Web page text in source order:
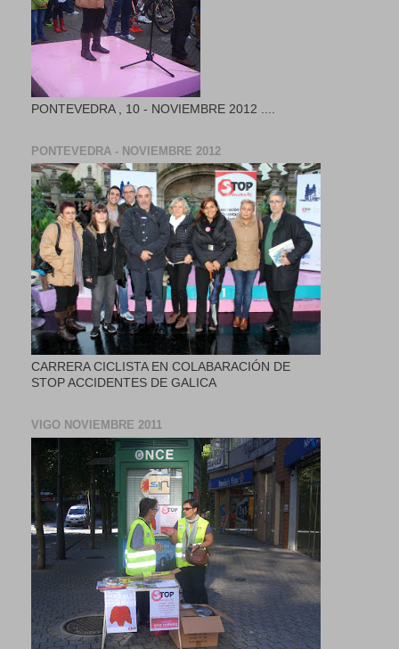
PONTEVEDRA , 10 - NOVIEMBRE 2012 ....
PONTEVEDRA - NOVIEMBRE 2012
CARRERA CICLISTA EN COLABARACIÓN DE
STOP ACCIDENTES DE GALICA
VIGO NOVIEMBRE 2011